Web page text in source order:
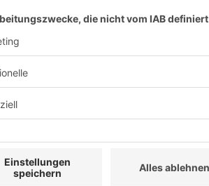
des verfügbaren